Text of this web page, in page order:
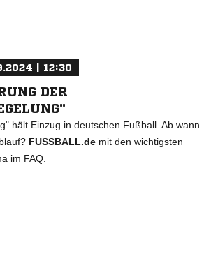
| 12:30
DER
hält Einzug in deutschen Fußball. Ab wann
FUSSBALL.de mit den wichtigsten
im FAQ.